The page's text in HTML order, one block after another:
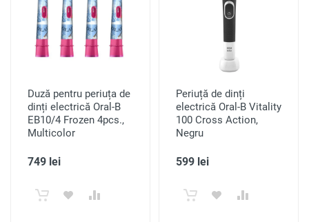
Duză pentru periuța de
dinți electrică Oral-B
EB10/4 Frozen 4pcs.,
Multicolor
749 lei
Periuță de dinți
electrică Oral-B Vitality
100 Cross Action,
Negru
599 lei